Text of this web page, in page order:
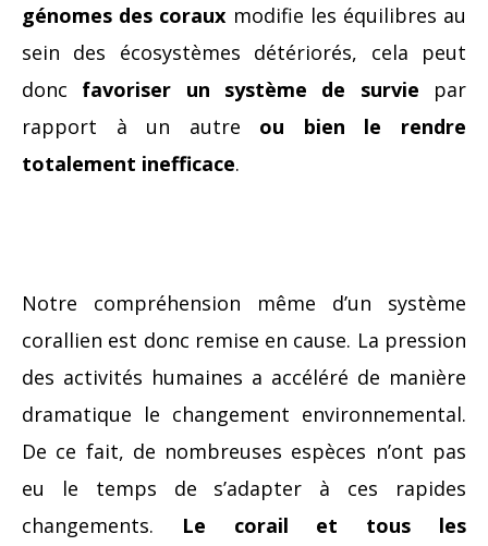
génomes des coraux modifie les équilibres au
sein des écosystèmes détériorés, cela peut
donc favoriser un système de survie par
rapport à un autre ou bien le rendre
totalement inefficace.
Notre compréhension même d’un système
corallien est donc remise en cause. La pression
des activités humaines a accéléré de manière
dramatique le changement environnemental.
De ce fait, de nombreuses espèces n’ont pas
eu le temps de s’adapter à ces rapides
changements. Le corail et tous les